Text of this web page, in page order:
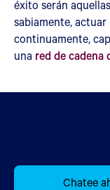
éxito serán
sabiamente,
continuamente,
una red de
Chatee